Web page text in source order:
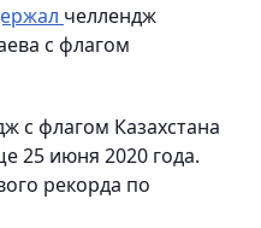
челлендж
с флагом
с флагом Казахстана
25 июня 2020 года.
рекорда по